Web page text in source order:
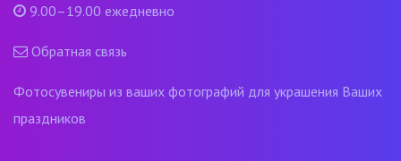
9.00–19.00 ежедневно
Обратная связь
Фотосувениры из ваших фотографий для украшения Ваших
праздников